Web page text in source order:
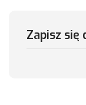
Zapisz